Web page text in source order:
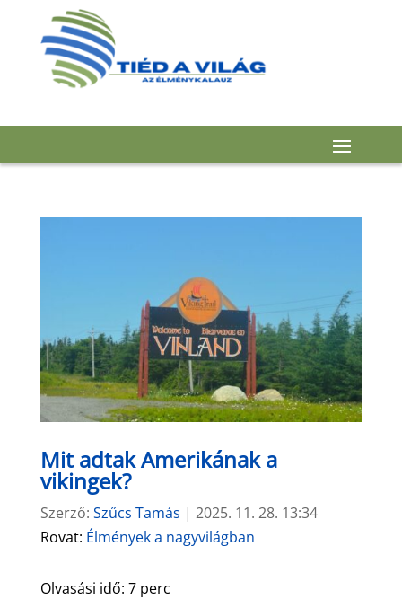
Mit adtak Amerikának a
vikingek?
Szerző: Szűcs Tamás | 2025. 11. 28. 13:34
Rovat: Élmények a nagyvilágban
Olvasási idő: 7 perc